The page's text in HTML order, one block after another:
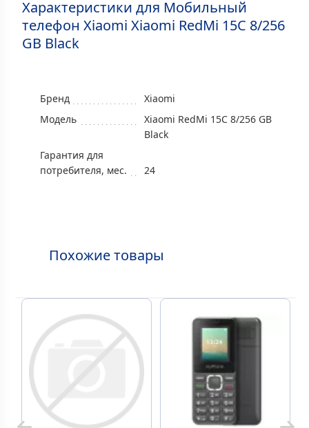
Характеристики для Мобильный
телефон Xiaomi Xiaomi RedMi 15C 8/256
GB Black
Бренд
Xiaomi
Модель
Xiaomi RedMi 15C 8/256 GB
Black
Гарантия для
потребителя, мес.
24
Похожие товары